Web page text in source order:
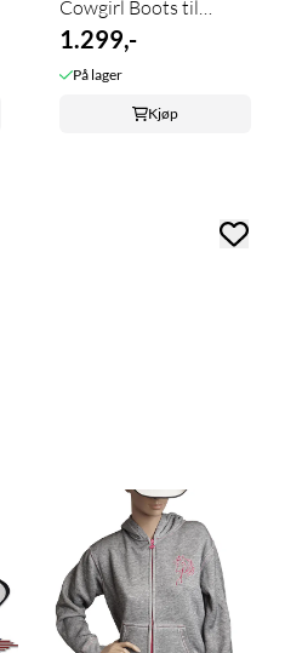
Cowgirl Boots til
Barn/ungdom
1.299,-
På lager
Kjøp